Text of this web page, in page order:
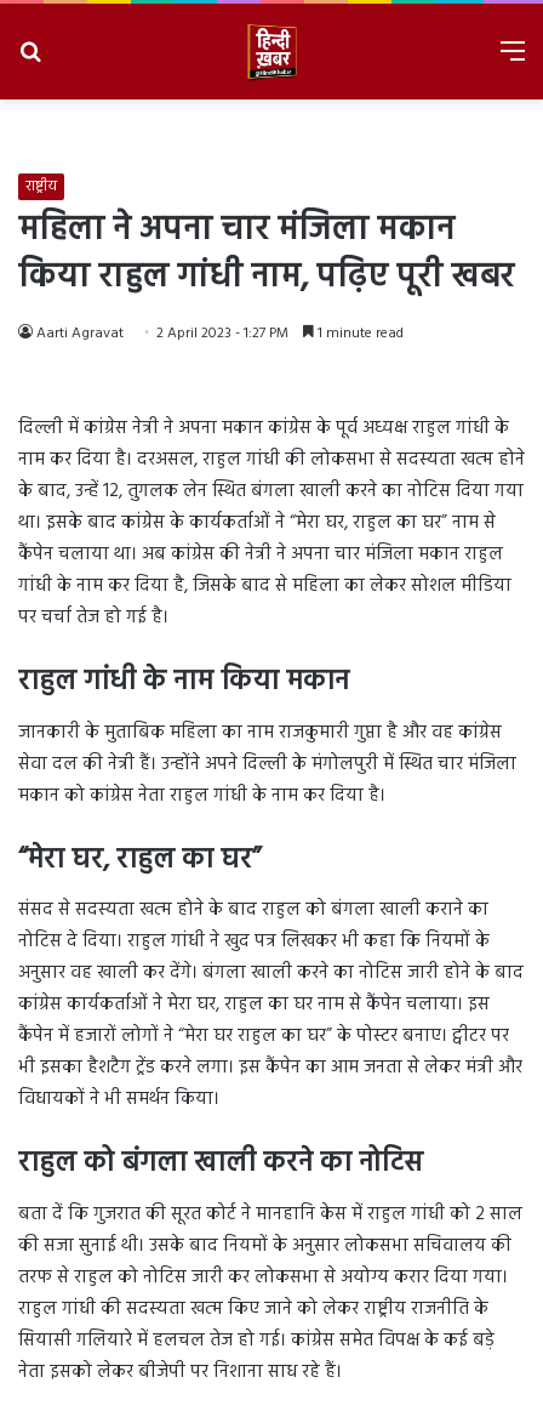
राष्ट्रीय
महिला ने अपना चार मंजिला मकान
किया राहुल गांधी नाम, पढ़िए पूरी खबर
Aarti Agravat 2 April 2023 - 1:27 PM 1 minute read
दिल्ली में कांग्रेस नेत्री ने अपना मकान कांग्रेस के पूर्व अध्यक्ष राहुल गांधी के
नाम कर दिया है। दरअसल, राहुल गांधी की लोकसभा से सदस्यता खत्म होने
के बाद, उन्हें 12, तुगलक लेन स्थित बंगला खाली करने का नोटिस दिया गया
था। इसके बाद कांग्रेस के कार्यकर्ताओं ने “मेरा घर, राहुल का घर” नाम से
कैंपेन चलाया था। अब कांग्रेस की नेत्री ने अपना चार मंजिला मकान राहुल
गांधी के नाम कर दिया है, जिसके बाद से महिला का लेकर सोशल मीडिया
पर चर्चा तेज हो गई है।
राहुल गांधी के नाम किया मकान
जानकारी के मुताबिक महिला का नाम राजकुमारी गुप्ता है और वह कांग्रेस
सेवा दल की नेत्री हैं। उन्होंने अपने दिल्ली के मंगोलपुरी में स्थित चार मंजिला
मकान को कांग्रेस नेता राहुल गांधी के नाम कर दिया है।
“मेरा घर, राहुल का घर”
संसद से सदस्यता खत्म होने के बाद राहुल को बंगला खाली कराने का
नोटिस दे दिया। राहुल गांधी ने खुद पत्र लिखकर भी कहा कि नियमों के
अनुसार वह खाली कर देंगे। बंगला खाली करने का नोटिस जारी होने के बाद
कांग्रेस कार्यकर्ताओं ने मेरा घर, राहुल का घर नाम से कैंपेन चलाया। इस
कैंपेन में हजारों लोगों ने “मेरा घर राहुल का घर” के पोस्टर बनाए। ट्वीटर पर
भी इसका हैशटैग ट्रेंड करने लगा। इस कैंपेन का आम जनता से लेकर मंत्री और
विधायकों ने भी समर्थन किया।
राहुल को बंगला खाली करने का नोटिस
बता दें कि गुजरात की सूरत कोर्ट ने मानहानि केस में राहुल गांधी को 2 साल
की सजा सुनाई थी। उसके बाद नियमों के अनुसार लोकसभा सचिवालय की
तरफ से राहुल को नोटिस जारी कर लोकसभा से अयोग्य करार दिया गया।
राहुल गांधी की सदस्यता खत्म किए जाने को लेकर राष्ट्रीय राजनीति के
सियासी गलियारे में हलचल तेज हो गई। कांग्रेस समेत विपक्ष के कई बड़े
नेता इसको लेकर बीजेपी पर निशाना साध रहे हैं।